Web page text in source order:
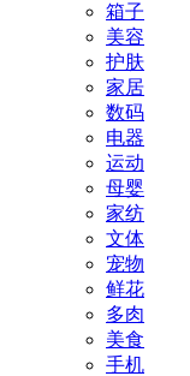
箱子
美容
护肤
家居
数码
电器
运动
母婴
家纺
文体
宠物
鲜花
多肉
美食
手机